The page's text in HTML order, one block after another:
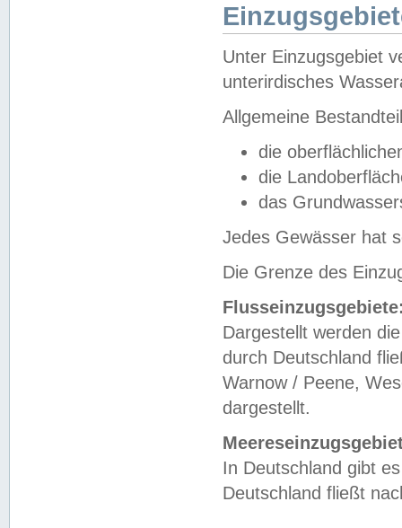
Unter Einzugsgebiet
unterirdisches
Allgemeine
die
die
das
Jedes Gewässer hat
Die Grenze des
Dargestellt werden
durch Deutschland
Warnow / Peene,
dargestellt.
In Deutschland gibt
Deutschland fließt